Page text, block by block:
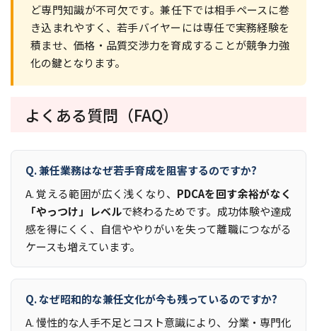
ど専門知識が不可欠です。兼任下では相手ペースに巻
き込まれやすく、若手バイヤーには専任で実務経験を
積ませ、価格・品質交渉力を育成することが競争力強
化の鍵となります。
よくある質問（FAQ）
Q. 兼任業務はなぜ若手育成を阻害するのですか?
A. 覚える範囲が広く浅くなり、 PDCAを回す余裕がなく
「やっつけ」レベルで終わるためです。成功体験や達成
感を得にくく、自信ややりがいを失って離職につながる
ケースも増えています。
Q. なぜ昭和的な兼任文化が今も残っているのですか?
A. 慢性的な人手不足とコスト意識により、分業・専門化